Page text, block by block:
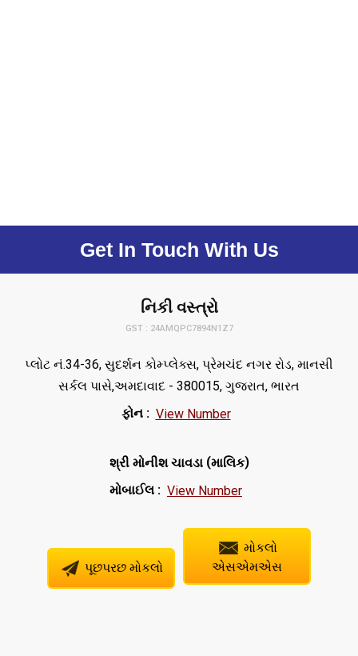
Get In Touch With Us
નિકી વસ્ત્રો
GST : 24AMQPC7894N1Z7
પ્લોટ નં.34-36, સુદર્શન કોમ્પ્લેક્સ, પ્રેમચંદ નગર રોડ, માનસી
સર્કલ પાસે,અમદાવાદ - 380015, ગુજરાત, ભારત
ફોન : View Number
શ્રી મોનીશ ચાવડા(માલિક)
મોબાઈલ : View Number
પૂછપરછ મોકલો
મોકલો
એસએમએસ